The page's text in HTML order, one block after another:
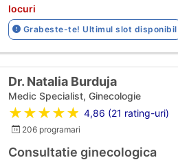
locuri
Grabeste-te! Ultimul slot disponibil
Dr. Natalia Burduja
Medic Specialist, Ginecologie
★★★★★ 4,86 (21 rating-uri)
206 programari
Consultatie ginecologica